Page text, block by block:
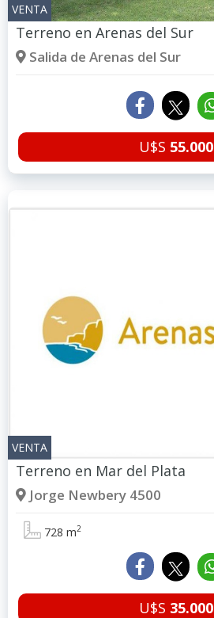
VENTA
Terreno en Arenas del Sur
Salida de Arenas del Sur
U$S 55.000
VENTA
Terreno en Mar del Plata
Jorge Newbery 4500
728 m2
U$S 35.000